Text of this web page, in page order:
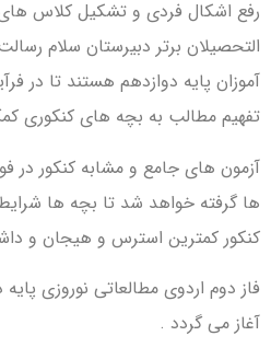
رفع اشکال فردی و تشکیل کلاس
التحصیلان برتر دبیرستان سلام
آموزان پایه دوازدهم هستند تا در
تفهیم مطالب به بچه های کنکوری
آزمون های جامع و مشابه کنکور
ها گرفته خواهد شد تا بچه ها
کنکور کمترین استرس و هیجان و
فاز دوم اردوی مطالعاتی نوروزی
آغاز می گردد .